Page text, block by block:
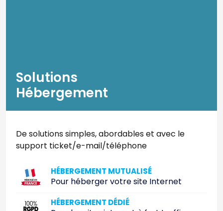
Solutions
Hébergement
De solutions simples, abordables et avec le
support ticket/e-mail/téléphone
HÉBERGEMENT MUTUALISÉ
Pour héberger votre site Internet
HÉBERGEMENT DÉDIÉ